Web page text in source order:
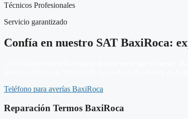
Técnicos Profesionales
Servicio garantizado
Confía en nuestro SAT BaxiRoca:
Teléfono para averías BaxiRoca
Reparación Termos BaxiRoca